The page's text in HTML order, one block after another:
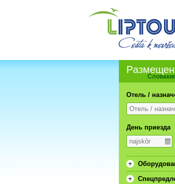
Отель /
День приезда